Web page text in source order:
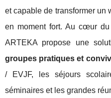
et capable de transformer un
en moment fort. Au cœur
ARTEKA propose une
groupes pratiques et
/ EVJF, les séjours
séminaires et les grandes